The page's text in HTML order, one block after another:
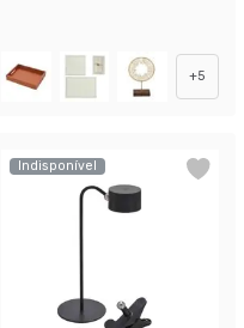
+5
Indisponível